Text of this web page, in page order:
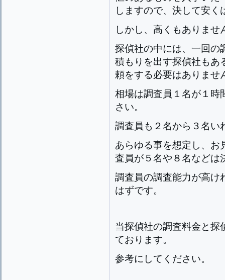
しますので、決して安く
しかし、高くもありませ
探偵社の中には、一回の
積もりを出す探偵社もあ
頼をする必要はありませ
相場は調査員１名が１時
さい。
調査員も２名から３名い
あらゆる事を想定し、お
査員が５名や８名などは
調査員の調査能力が高け
はずです。
当探偵社の調査料金と探
ております。
参考にしてください。